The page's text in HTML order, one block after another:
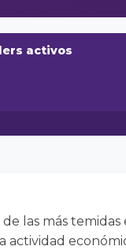
activos
de las más
actividad